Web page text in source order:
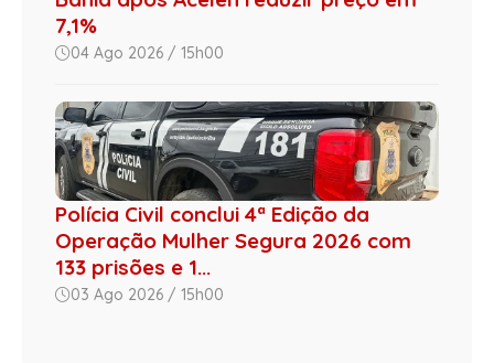
7,1%
04 Ago 2026 / 15h00
Polícia Civil conclui 4ª Edição da
Operação Mulher Segura 2026 com
133 prisões e 1...
03 Ago 2026 / 15h00